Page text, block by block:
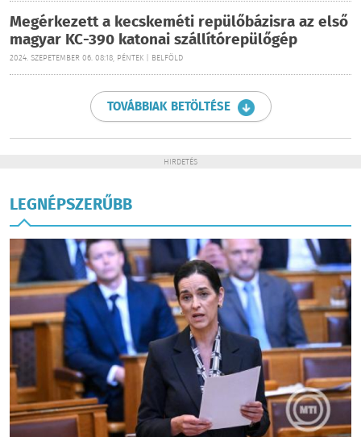
Megérkezett a kecskeméti repülőbázisra az első
magyar KC-390 katonai szállítórepülőgép
2024. SZEPETEMBER 06. 08:18, PÉNTEK | BELFÖLD
TOVÁBBIAK BETÖLTÉSE
HIRDETÉS
LEGNÉPSZERŰBB